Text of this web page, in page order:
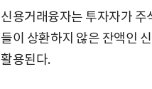
신용거래융자는 투자자가 주
들이 상환하지 않은 잔액인
활용된다.